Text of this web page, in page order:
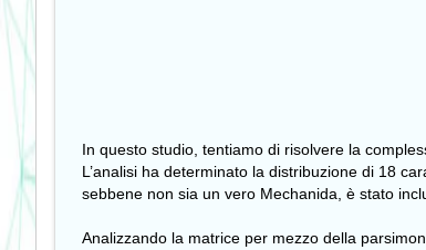
In questo studio, tentiamo di risolvere la
L’analisi ha determinato la distribuzione di 18
sebbene non sia un vero Mechanida, è stato
Analizzando la matrice per mezzo della